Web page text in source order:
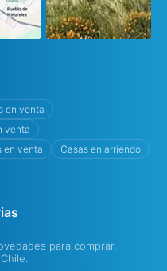
en venta
venta
en venta
Casas en arriendo
para comprar,